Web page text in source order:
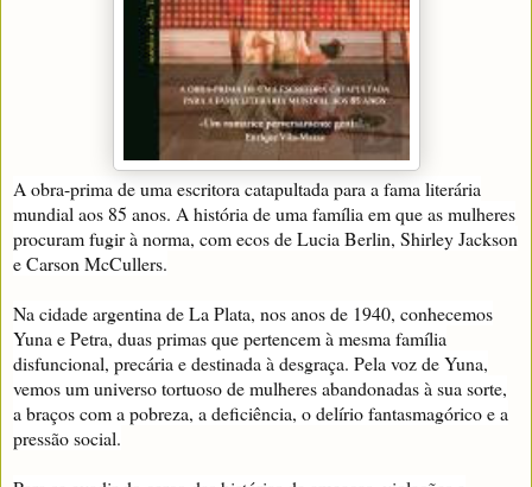
A obra-prima de uma escritora catapultada para a fama literária
mundial aos 85 anos. A história de uma família em que as mulheres
procuram fugir à norma, com ecos de Lucia Berlin, Shirley Jackson
e Carson McCullers.
Na cidade argentina de La Plata, nos anos de 1940, conhecemos
Yuna e Petra, duas primas que pertencem à mesma família
disfuncional, precária e destinada à desgraça. Pela voz de Yuna,
vemos um universo tortuoso de mulheres abandonadas à sua sorte,
a braços com a pobreza, a deficiência, o delírio fantasmagórico e a
pressão social.